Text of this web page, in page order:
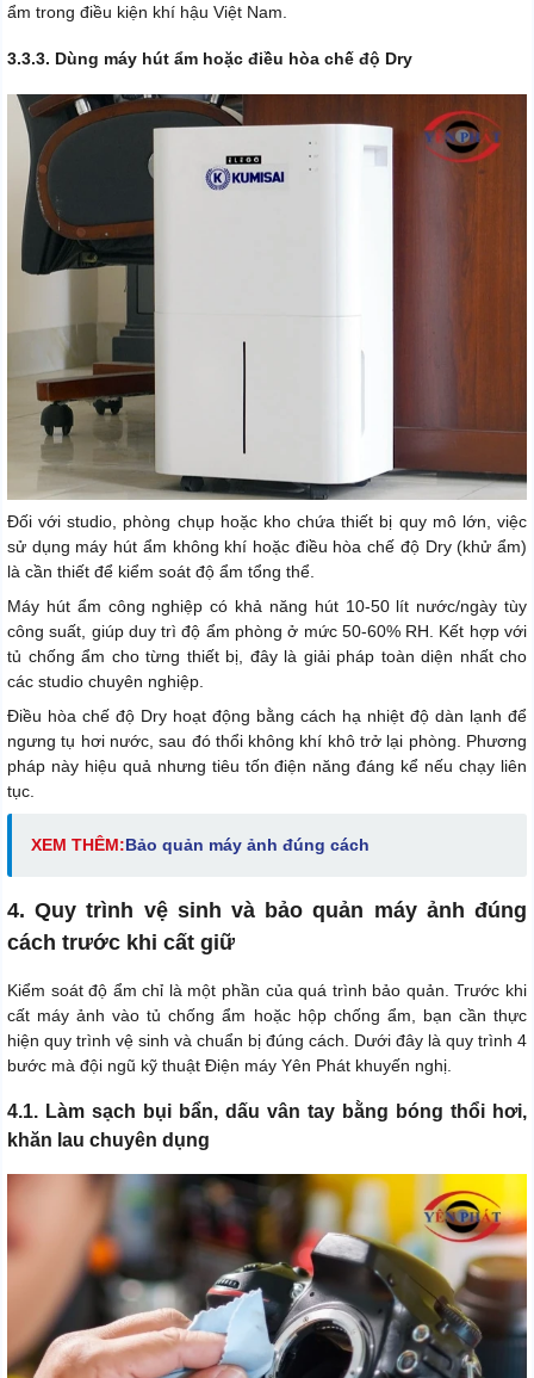
ẩm trong điều kiện khí hậu Việt Nam.
3.3.3. Dùng máy hút ẩm hoặc điều hòa chế độ Dry
Đối với studio, phòng chụp hoặc kho chứa thiết bị quy mô lớn, việc
sử dụng máy hút ẩm không khí hoặc điều hòa chế độ Dry (khử ẩm)
là cần thiết để kiểm soát độ ẩm tổng thể.
Máy hút ẩm công nghiệp có khả năng hút 10-50 lít nước/ngày tùy
công suất, giúp duy trì độ ẩm phòng ở mức 50-60% RH. Kết hợp với
tủ chống ẩm cho từng thiết bị, đây là giải pháp toàn diện nhất cho
các studio chuyên nghiệp.
Điều hòa chế độ Dry hoạt động bằng cách hạ nhiệt độ dàn lạnh để
ngưng tụ hơi nước, sau đó thổi không khí khô trở lại phòng. Phương
pháp này hiệu quả nhưng tiêu tốn điện năng đáng kể nếu chạy liên
tục.
XEM THÊM:Bảo quản máy ảnh đúng cách
4. Quy trình vệ sinh và bảo quản máy ảnh đúng
cách trước khi cất giữ
Kiểm soát độ ẩm chỉ là một phần của quá trình bảo quản. Trước khi
cất máy ảnh vào tủ chống ẩm hoặc hộp chống ẩm, bạn cần thực
hiện quy trình vệ sinh và chuẩn bị đúng cách. Dưới đây là quy trình 4
bước mà đội ngũ kỹ thuật Điện máy Yên Phát khuyến nghị.
4.1. Làm sạch bụi bẩn, dấu vân tay bằng bóng thổi hơi,
khăn lau chuyên dụng